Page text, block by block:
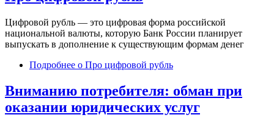
Цифровой рубль — это цифровая форма российской
национальной валюты, которую Банк России планирует
выпускать в дополнение к существующим формам денег
Подробнее о Про цифровой рубль
Вниманию потребителя: обман при
оказании юридических услуг